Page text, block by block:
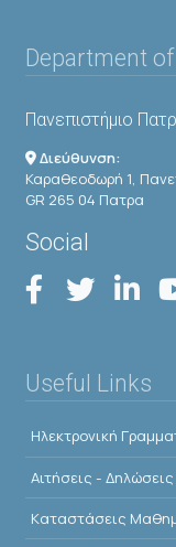
Department
Πανεπιστήμιο
Διεύθυνση:
Καραθεοδωρή 1,
GR 265 04 Πατρα
Social
Useful Links
Ηλεκτρονική
Αιτήσεις - Δηλώσεις
Kαταστάσεις